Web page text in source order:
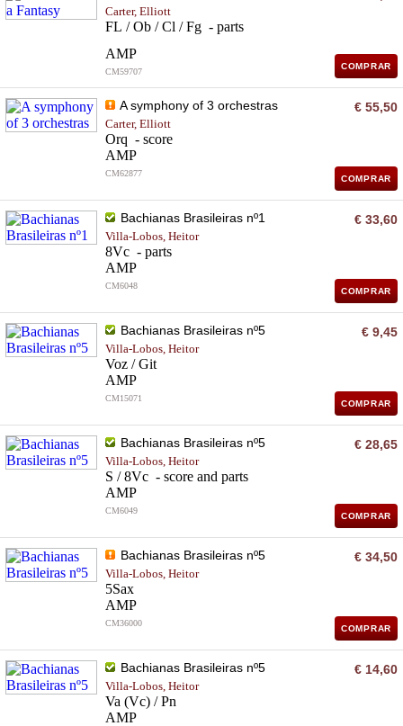
Carter, Elliott
FL / Ob / Cl / Fg - parts
AMP
CM59707
COMPRAR
A symphony of 3 orchestras
Carter, Elliott
Orq - score
AMP
CM62877
€ 55,50
COMPRAR
Bachianas Brasileiras nº1
Villa-Lobos, Heitor
8Vc - parts
AMP
CM6048
€ 33,60
COMPRAR
Bachianas Brasileiras nº5
Villa-Lobos, Heitor
Voz / Git
AMP
CM15071
€ 9,45
COMPRAR
Bachianas Brasileiras nº5
Villa-Lobos, Heitor
S / 8Vc - score and parts
AMP
CM6049
€ 28,65
COMPRAR
Bachianas Brasileiras nº5
Villa-Lobos, Heitor
5Sax
AMP
CM36000
€ 34,50
COMPRAR
Bachianas Brasileiras nº5
Villa-Lobos, Heitor
Va (Vc) / Pn
AMP
€ 14,60